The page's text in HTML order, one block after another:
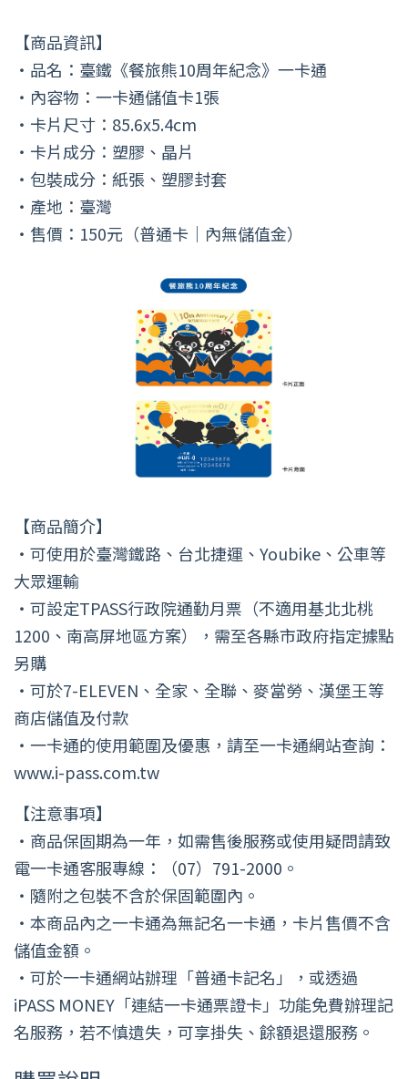
【商品資訊】
・品名：臺鐵《餐旅熊10周年紀念》一卡通
・內容物：一卡通儲值卡1張
・卡片尺寸：85.6x5.4cm
・卡片成分：塑膠、晶片
・包裝成分：紙張、塑膠封套
・產地：臺灣
・售價：150元（普通卡｜內無儲值金）
【商品簡介】
・可使用於臺灣鐵路、台北捷運、Youbike、公車等
大眾運輸
・可設定TPASS行政院通勤月票（不適用基北北桃
1200、南高屏地區方案），需至各縣市政府指定據點
另購
・可於7-ELEVEN、全家、全聯、麥當勞、漢堡王等
商店儲值及付款
・一卡通的使用範圍及優惠，請至一卡通網站查詢：
www.i-pass.com.tw
【注意事項】
・商品保固期為一年，如需售後服務或使用疑問請致
電一卡通客服專線：（07）791-2000。
・隨附之包裝不含於保固範圍內。
・本商品內之一卡通為無記名一卡通，卡片售價不含
儲值金額。
・可於一卡通網站辦理「普通卡記名」，或透過
iPASS MONEY「連結一卡通票證卡」功能免費辦理記
名服務，若不慎遺失，可享掛失、餘額退還服務。